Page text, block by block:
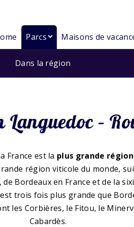
Parcs Maisons de
Dans la région
Languedoc –
France est la plus grande
région viticole du monde,
Bordeaux en France et de la
trois fois plus grande que
les Corbières, le Fitou, le
Cabardès.